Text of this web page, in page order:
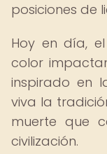
posiciones de
Hoy en día,
color
inspirado en
viva la
muerte que
civilización.